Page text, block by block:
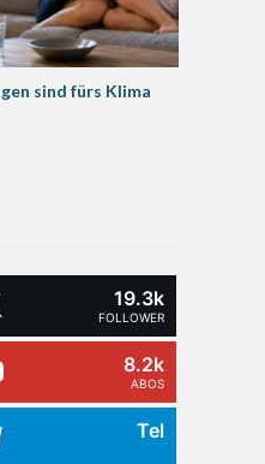
sind fürs Klima
19.3k
FOLLOWER
8.2k
ABOS
Tel